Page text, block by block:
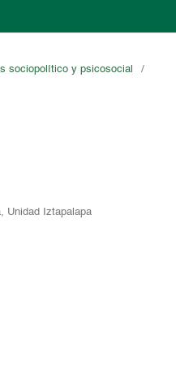
sociopolítico y psicosocial
/
Unidad Iztapalapa